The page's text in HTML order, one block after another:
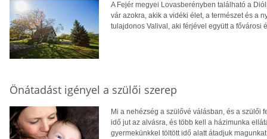
A Fejér megyei Lovasberényben található a
vár azokra, akik a vidéki élet, a természet és a
tulajdonos Valival, aki férjével együtt a fővárosi
Önátadást igényel a szülői szerep
Mi a nehézség a szülővé válásban, és a szülői
idő jut az alvásra, és több kell a házimunka
gyermekünkkel töltött idő alatt átadjuk